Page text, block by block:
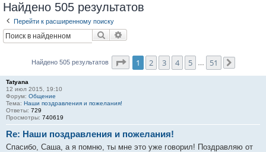
Найдено 505 результатов
Перейти к расширенному поиску
Поиск
Найдено 505 результатов Страница1 из
1 2 3 4 5 51
Tatyana
12 июл 2015, 19:10
Форум: Общение
Тема: Наши поздравления и пожелания!
Ответы: 729
Просмотры: 740619
Re: Наши поздравления и пожелания!
Спасибо, Саша, а я помню, ты мне это уже говорил! Поздравляю от